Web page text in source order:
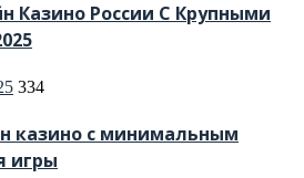
Казино России С Крупными
334
казино с минимальным
игры